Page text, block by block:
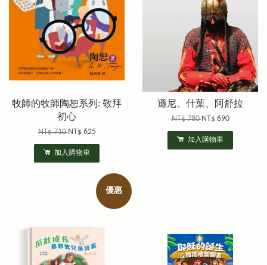
牧師的牧師陶恕系列: 敬拜
初心
NT$ 710NT$ 625
加入購物車
遜尼、什葉、阿舒拉
NT$ 780NT$ 690
加入購物車
優惠